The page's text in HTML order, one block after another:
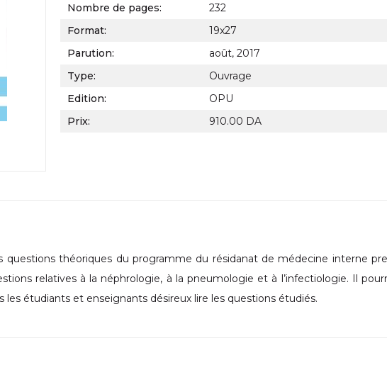
Nombre de pages:
232
Format:
19x27
Parution:
août, 2017
Type:
Ouvrage
Edition:
OPU
Prix:
910.00 DA
questions théoriques du programme du résidanat de médecine interne
relatives à la néphrologie, à la pneumologie et à l’infectiologie. Il
les étudiants et enseignants désireux lire les questions étudiés.